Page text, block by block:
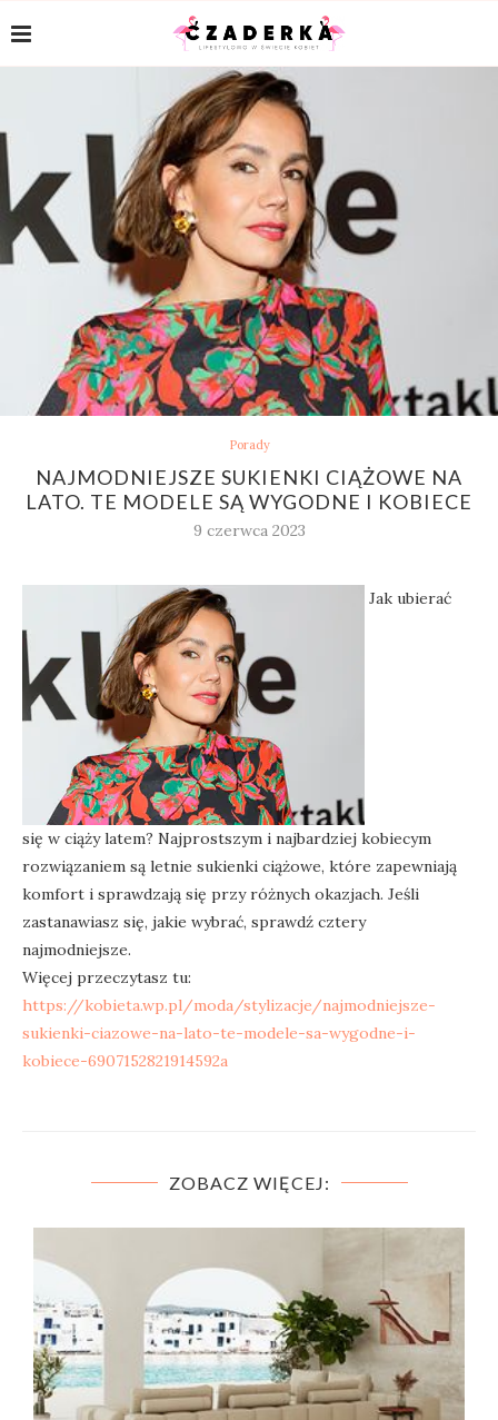
Porady
NAJMODNIEJSZE SUKIENKI CIĄŻOWE NA
LATO. TE MODELE SĄ WYGODNE I KOBIECE
9 czerwca 2023
Jak ubierać
się w ciąży latem? Najprostszym i najbardziej kobiecym
rozwiązaniem są letnie sukienki ciążowe, które zapewniają
komfort i sprawdzają się przy różnych okazjach. Jeśli
zastanawiasz się, jakie wybrać, sprawdź cztery
najmodniejsze.
Więcej przeczytasz tu:
https://kobieta.wp.pl/moda/stylizacje/najmodniejsze-
sukienki-ciazowe-na-lato-te-modele-sa-wygodne-i-
kobiece-6907152821914592a
ZOBACZ WIĘCEJ: